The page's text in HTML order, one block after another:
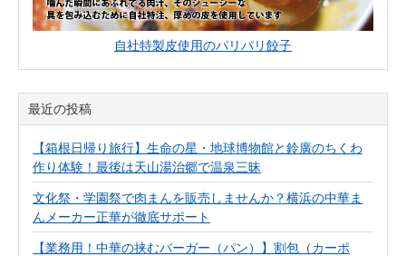
自社特製皮使用のパリパリ餃子
最近の投稿
【箱根日帰り旅行】生命の星・地球博物館と鈴廣のちくわ
作り体験！最後は天山湯治郷で温泉三昧
文化祭・学園祭で肉まんを販売しませんか？横浜の中華ま
んメーカー正華が徹底サポート
【業務用！中華の挟むバーガー（パン）】割包（カーポ